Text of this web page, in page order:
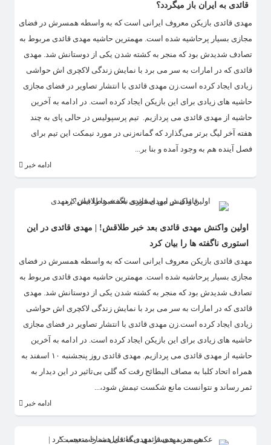
قائدی به ایران باز میگردد؟
مهدی قائدی بازیکن معروف ایرانی است که به واسطه همسرش در فضای
مجازی بسیار پرحاشیه شده است. مهمترین حاشیه مهدی قائدی مربوط به
تصادف شدیدش بود که منجر به کشته شدن یکی از دوستانش شد. مهدی
قائدی که در امارات به سر می برد با نمایش زندگی لاکچری اش حواشی
زیادی ایجاد کرده است.زن مهدی قائدی با انتشار تصاویر در فضای مجازی
حاشیه های زیادی برای این بازیکن ایجاد کرده است. در ادامه به آخرین
حاشیه از مهدی قائدی می پردازیم. تیم پرسپولیس در حالی پای به چند
هفته آخر لیگ برتر می‌گذارد که گمانه‌زنی در مورد نیمکت این تیم برای
فصل آینده هم به وجود آمده و بنا بر...
ادامه خبر
اولین واکنش مهدی قائدی بعد خبر طلاقش! | مهدی قائدی در این
استوری ناگفته ها را بیان کرد
مهدی قائدی بازیکن معروف ایرانی است که به واسطه همسرش در فضای
مجازی بسیار پرحاشیه شده است. مهمترین حاشیه مهدی قائدی مربوط به
تصادف شدیدش بود که منجر به کشته شدن یکی از دوستانش شد. مهدی
قائدی که در امارات به سر می برد با نمایش زندگی لاکچری اش حواشی
زیادی ایجاد کرده است.زن مهدی قائدی با انتشار تصاویر در فضای مجازی
حاشیه های زیادی برای این بازیکن ایجاد کرده است. در ادامه به آخرین
حاشیه از مهدی قائدی می پردازیم. مهدی قائدی روز پنجشنبه ۱۰ اسفند به
همراه اتحاد کلبا به مصاف البطائح رفت که گلی بی‌تاثیر در این دیدار به
ثمر رساند و نتوانست مانع شکست تیمش شود،...
ادامه خبر